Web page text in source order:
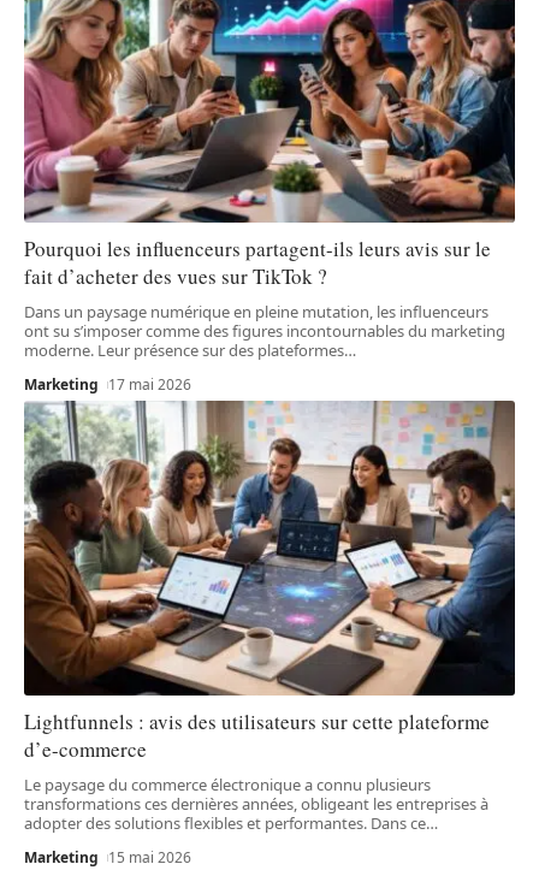
Pourquoi les influenceurs partagent-ils leurs avis sur le
fait d’acheter des vues sur TikTok ?
Dans un paysage numérique en pleine mutation, les influenceurs
ont su s’imposer comme des figures incontournables du marketing
moderne. Leur présence sur des plateformes…
Marketing 17 mai 2026
Lightfunnels : avis des utilisateurs sur cette plateforme
d’e-commerce
Le paysage du commerce électronique a connu plusieurs
transformations ces dernières années, obligeant les entreprises à
adopter des solutions flexibles et performantes. Dans ce…
Marketing 15 mai 2026